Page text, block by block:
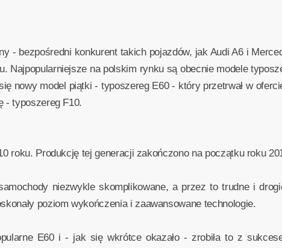
- bezpośredni konkurent takich pojazdów, jak Audi A6 i
Najpopularniejsze na polskim rynku są obecnie modele
nowy model piątki - typoszereg E60 - który przetrwał w
- typoszereg F10.
roku. Produkcję tej generacji zakończono na początku roku
niezwykle skomplikowane, a przez to trudne i
poziom wykończenia i zaawansowane technologie.
E60 i - jak się wkrótce okazało - zrobiła to z